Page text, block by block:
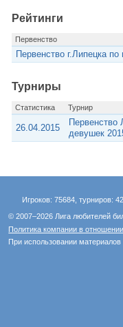
Рейтинги
Первенство
Первенство г.Липецка
Турниры
Статистика Турнир
26.04.2015
девушек
Игроков: 75684, турниров:
© 2007–2026 Лига любителей
Политика компании в
При использовании материалов